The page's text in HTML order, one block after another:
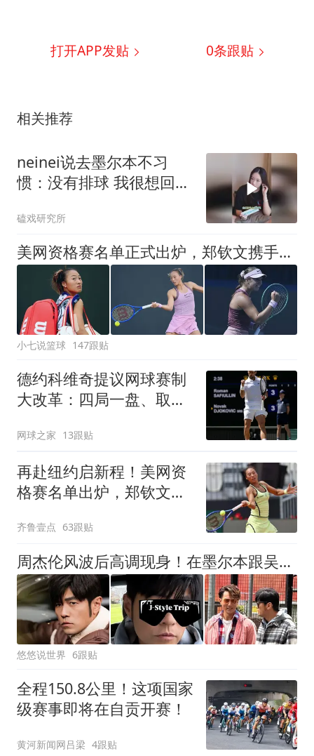
打开APP发贴 0条跟贴
相关推荐
neinei说去墨尔本不习
惯：没有排球 我很想回上
磕戏研究所
美网资格赛名单正式出炉，郑钦文携手2位大满贯出战，16岁新星入围
小七说篮球 147跟贴
德约科维奇提议网球赛制
大改革：四局一盘、取消
网球之家 13跟贴
再赴纽约启新程！美网资
格赛名单出炉，郑钦文静
齐鲁壹点 63跟贴
周杰伦风波后高调现身！在墨尔本跟吴尊拍综艺，有说有笑假发抢镜
悠悠说世界 6跟贴
全程150.8公里！这项国家
级赛事即将在自贡开赛！
黄河新闻网吕梁 4跟贴